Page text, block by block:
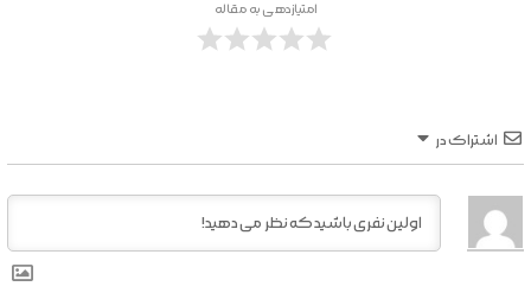
امتیازدهی به مقاله
اشتراک در